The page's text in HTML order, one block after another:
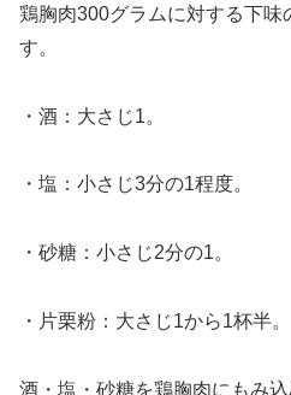
鶏胸肉300グラムに対する下味
す。
・酒：大さじ1。
・塩：小さじ3分の1程度。
・砂糖：小さじ2分の1。
・片栗粉：大さじ1から1杯半。
酒・塩・砂糖を鶏胸肉にもみ